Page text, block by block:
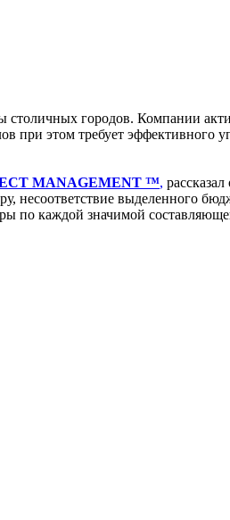
городов. Компании
при этом требует эффективного
MANAGEMENT ™,
выделенного
по каждой значимой